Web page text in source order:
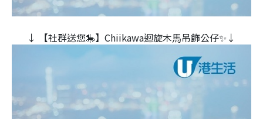
↓ 【社群送您🎠】Chiikawa迴旋木⾺吊飾公仔✨↓